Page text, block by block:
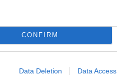
CONFIRM
Data Deletion Data Access